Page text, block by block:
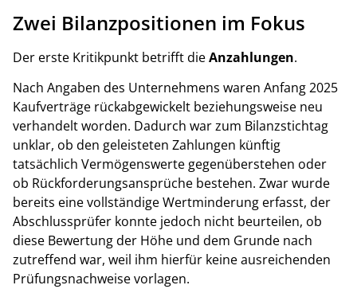
Zwei Bilanzpositionen im Fokus
Der erste Kritikpunkt betrifft dieAnzahlungen.
Nach Angaben des Unternehmens waren Anfang 2025
Kaufverträge rückabgewickelt beziehungsweise neu
verhandelt worden. Dadurch war zum Bilanzstichtag
unklar, ob den geleisteten Zahlungen künftig
tatsächlich Vermögenswerte gegenüberstehen oder
ob Rückforderungsansprüche bestehen. Zwar wurde
bereits eine vollständige Wertminderung erfasst, der
Abschlussprüfer konnte jedoch nicht beurteilen, ob
diese Bewertung der Höhe und dem Grunde nach
zutreffend war, weil ihm hierfür keine ausreichenden
Prüfungsnachweise vorlagen.